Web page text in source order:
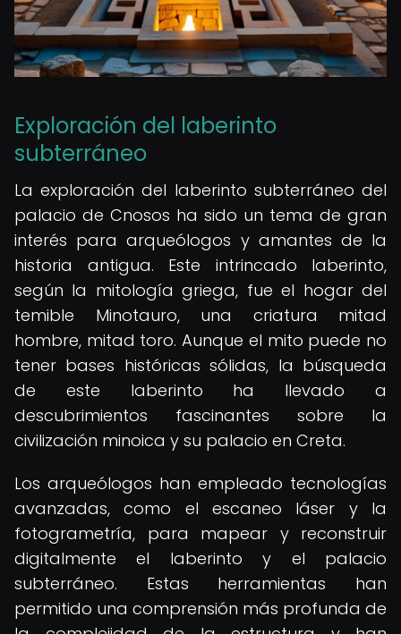
Exploración del laberinto
subterráneo
La exploración del laberinto subterráneo del
palacio de Cnosos ha sido un tema de gran
interés para arqueólogos y amantes de la
historia antigua. Este intrincado laberinto,
según la mitología griega, fue el hogar del
temible Minotauro, una criatura mitad
hombre, mitad toro. Aunque el mito puede no
tener bases históricas sólidas, la búsqueda
de este laberinto ha llevado a
descubrimientos fascinantes sobre la
civilización minoica y su palacio en Creta.
Los arqueólogos han empleado tecnologías
avanzadas, como el escaneo láser y la
fotogrametría, para mapear y reconstruir
digitalmente el laberinto y el palacio
subterráneo. Estas herramientas han
permitido una comprensión más profunda de